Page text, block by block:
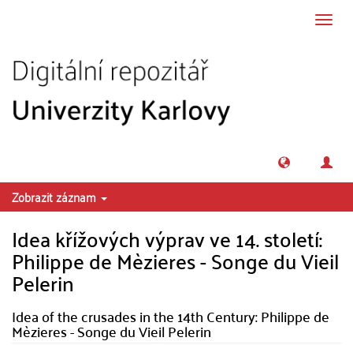
Zobrazit záznam
Idea křížových výprav ve 14. století:
Philippe de Mèzieres - Songe du Vieil
Pelerin
Idea of the crusades in the 14th Century: Philippe de
Mèzieres - Songe du Vieil Pelerin